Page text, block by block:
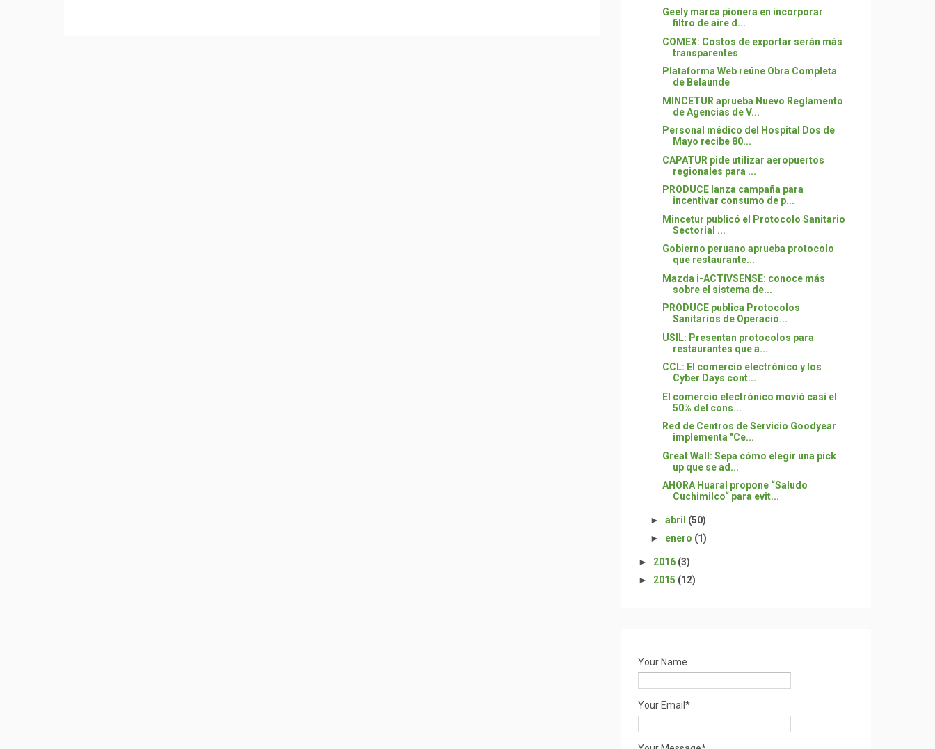
Geely marca pionera en incorporar
filtro de aire d...
COMEX: Costos de exportar serán más
transparentes
Plataforma Web reúne Obra Completa
de Belaunde
MINCETUR aprueba Nuevo Reglamento
de Agencias de V...
Personal médico del Hospital Dos de
Mayo recibe 80...
CAPATUR pide utilizar aeropuertos
regionales para ...
PRODUCE lanza campaña para
incentivar consumo de p...
Mincetur publicó el Protocolo Sanitario
Sectorial ...
Gobierno peruano aprueba protocolo
que restaurante...
Mazda i-ACTIVSENSE: conoce más
sobre el sistema de...
PRODUCE publica Protocolos
Sanitarios de Operació...
USIL: Presentan protocolos para
restaurantes que a...
CCL: El comercio electrónico y los
Cyber Days cont...
El comercio electrónico movió casi el
50% del cons...
Red de Centros de Servicio Goodyear
implementa "Ce...
Great Wall: Sepa cómo elegir una pick
up que se ad...
AHORA Huaral propone “Saludo
Cuchimilco“ para evit...
► abril (50)
► enero (1)
► 2016 (3)
► 2015 (12)
Your Name
Your Email*